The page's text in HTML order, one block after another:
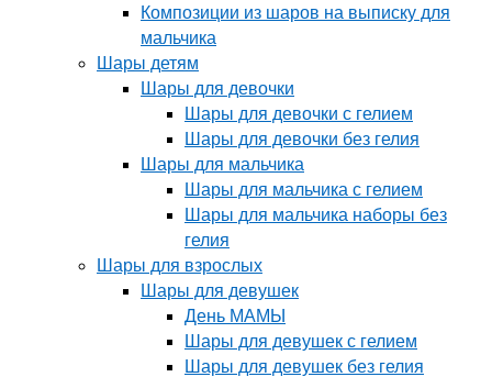
Композиции из шаров на выписку для
мальчика
Шары детям
Шары для девочки
Шары для девочки с гелием
Шары для девочки без гелия
Шары для мальчика
Шары для мальчика с гелием
Шары для мальчика наборы без
гелия
Шары для взрослых
Шары для девушек
День МАМЫ
Шары для девушек с гелием
Шары для девушек без гелия